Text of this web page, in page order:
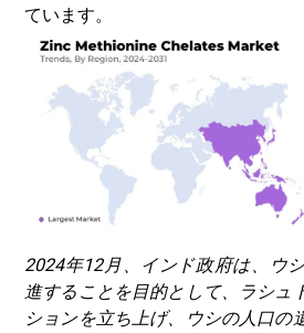
ています。
2024年12月、インド政府は、ウ
進することを目的として、ラシュ
ションを立ち上げ、ウシの人口の